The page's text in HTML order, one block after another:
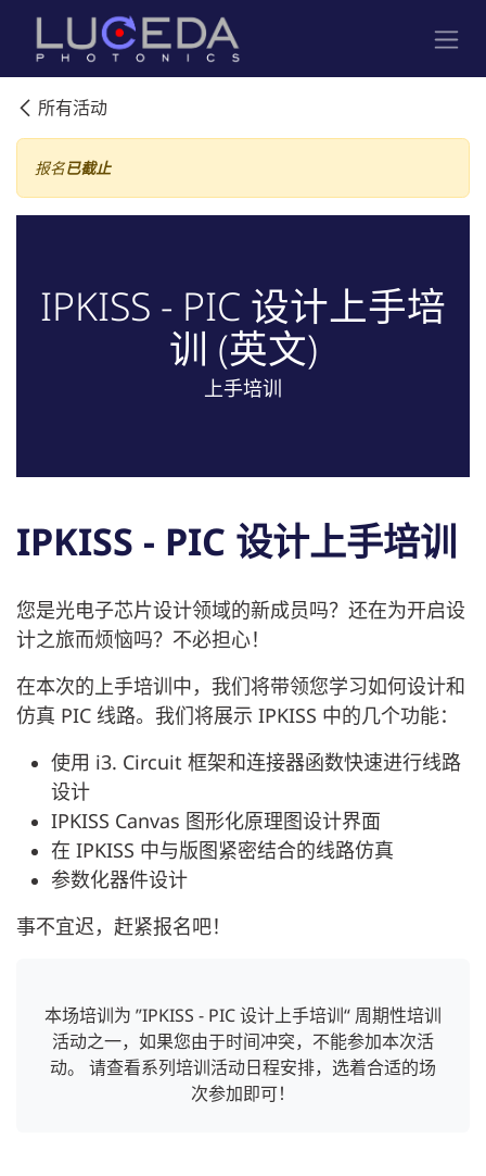
跳至内容
所有活动
报名已截止
IPKISS - PIC 设计上手培
训 (英文)
上手培训
IPKISS - PIC 设计上手培训
您是光电子芯片设计领域的新成员吗？还在为开启设
计之旅而烦恼吗？不必担心！
在本次的上手培训中，我们将带领您学习如何设计和
仿真 PIC 线路。我们将展示 IPKISS 中的几个功能：
使用 i3. Circuit 框架和连接器函数快速进行线路
设计
IPKISS Canvas 图形化原理图设计界面
在 IPKISS 中与版图紧密结合的线路仿真
参数化器件设计
事不宜迟，赶紧报名吧！
本场培训为 ”IPKISS - PIC 设计上手培训“ 周期性培训
活动之一，如果您由于时间冲突，不能参加本次活
动。 请查看系列培训活动日程安排，选着合适的场
次参加即可！